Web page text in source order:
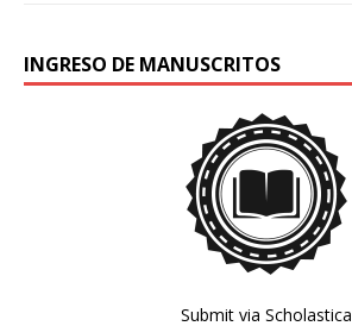
INGRESO DE MANUSCRITOS
Submit via Scholastica